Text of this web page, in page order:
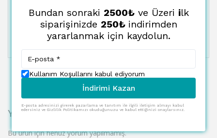
10 Taksit 31485.06 TL 3148.51 TL
11 Taksit 32251.89 TL 2931.99 TL
12 Taksit 33057.00 TL 2754.75 TL
Yorumlar
Bu ürün için henüz yorum yapılmamış.
Bundan sonraki 2500₺ve Üzeri ilk
siparişinizde 250₺ indirimden
yararlanmak için kaydolun.
Kullanım Koşullarını kabul ediyorum
İndirimi Kazan
E-posta adresinizi girerek pazarlama ve tanıtım ile ilgili iletişim almayı kabul
edersiniz ve Gizlilik Politikamızı okuduğunuzu ve kabul ettiğinizi onaylarsınız.